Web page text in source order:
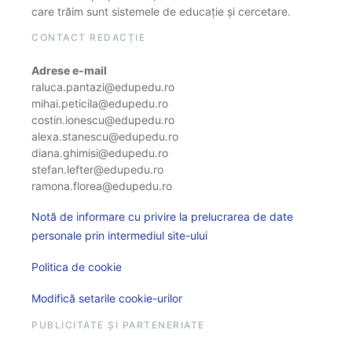
care trăim sunt sistemele de educație și cercetare.
CONTACT REDACȚIE
Adrese e-mail
raluca.pantazi@edupedu.ro
mihai.peticila@edupedu.ro
costin.ionescu@edupedu.ro
alexa.stanescu@edupedu.ro
diana.ghimisi@edupedu.ro
stefan.lefter@edupedu.ro
ramona.florea@edupedu.ro
Notă de informare cu privire la prelucrarea de date
personale prin intermediul site-ului
Politica de cookie
Modifică setarile cookie-urilor
PUBLICITATE ȘI PARTENERIATE